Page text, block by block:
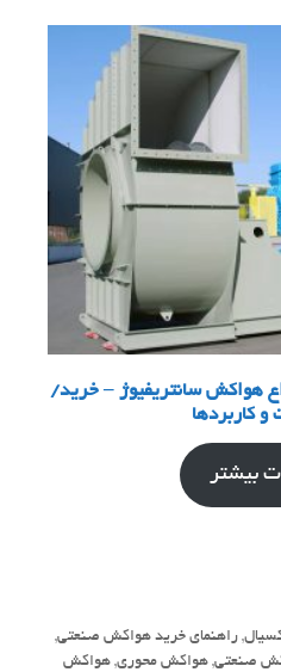
هواکش سانتریفیوژ – خرید/
کاربردها
بیشتر
, راهنمای خرید هواکش صنعتی,
صنعتی, هواکش محوری, هواکش